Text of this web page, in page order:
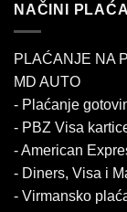
NAČINI
PLAĆANJE NA
MD AUTO
- Plaćanje
- PBZ Visa
- American
- Diners, Visa i
- Virmansko